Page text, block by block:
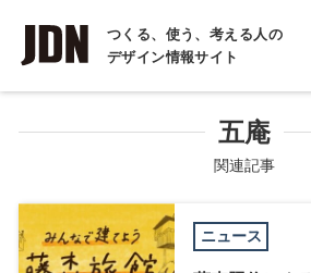
つくる、使う、考える人の
デザイン情報サイト
INTERVIEW
インタビュー
COLUMN
コラム
五庵
関連記事
ニュース